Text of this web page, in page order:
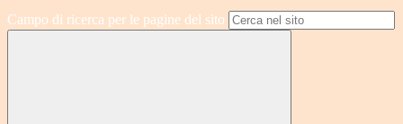
Campo di ricerca per le pagine del sito